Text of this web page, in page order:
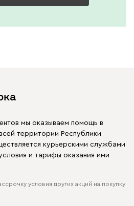
мы оказываем помощь в
территории Республики
курьерскими службами
и тарифы оказания ими
условия других акций на покупку